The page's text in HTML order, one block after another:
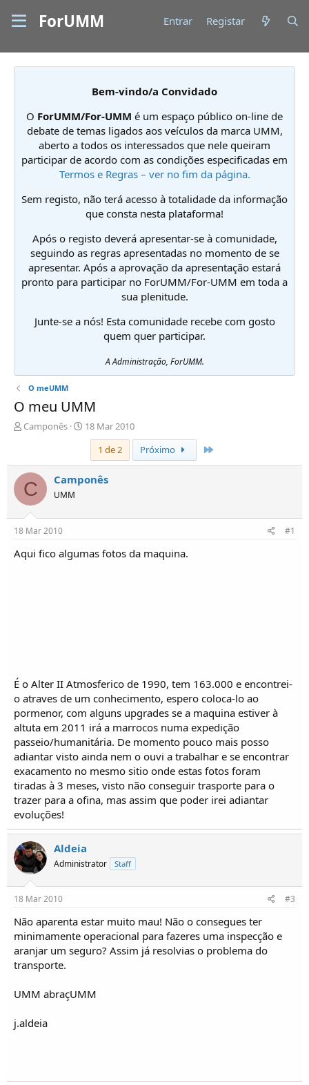
ForUMM Entrar Registar
Bem-vindo/a Convidado
O ForUMM/For-UMM é um espaço público on-line de
debate de temas ligados aos veículos da marca UMM,
aberto a todos os interessados que nele queiram
participar de acordo com as condições especificadas em
Termos e Regras – ver no fim da página.
Sem registo, não terá acesso à totalidade da informação
que consta nesta plataforma!
Após o registo deverá apresentar-se à comunidade,
seguindo as regras apresentadas no momento de se
apresentar. Após a aprovação da apresentação estará
pronto para participar no ForUMM/For-UMM em toda a
sua plenitude.
Junte-se a nós! Esta comunidade recebe com gosto
quem quer participar.
A Administração, ForUMM.
O meUMM
O meu UMM
I
c
i
a
d
e
T
Camponês
D
a
d
e
i
18 Mar 2010
1 de 2
Próximo
C Camponês
UMM
18 Mar 2010 #1
Aqui fico algumas fotos da maquina.
É o Alter II Atmosferico de 1990, tem 163.000 e encontrei-
o atraves de um conhecimento, espero coloca-lo ao
pormenor, com alguns upgrades se a maquina estiver à
altuta em 2011 irá a marrocos numa expedição
passeio/humanitária. De momento pouco mais posso
adiantar visto ainda nem o ouvi a trabalhar e se encontrar
exacamento no mesmo sitio onde estas fotos foram
tiradas à 3 meses, visto não conseguir trasporte para o
trazer para a ofina, mas assim que poder irei adiantar
evoluções!
Aldeia
Administrator Staff
18 Mar 2010 #3
Não aparenta estar muito mau! Não o consegues ter
minimamente operacional para fazeres uma inspecção e
aranjar um seguro? Assim já resolvias o problema do
transporte.
UMM abraçUMM
j.aldeia